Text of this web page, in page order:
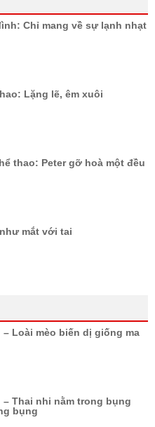
Chỉ mang về sự lạnh nhạt
Lặng lẽ, êm xuôi
thao: Peter gỡ hoà một đều
mắt với tai
Loài mèo biến dị giống ma
Thai nhi nằm trong bụng
bụng